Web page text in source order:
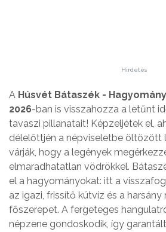
Hirdetés
A Húsvét Bátaszék -
2026-ban is visszahozza a letűnt
tavaszi pillanatait! Képzeljétek el,
délelőttjén a népviseletbe öltözött
várják, hogy a legények
elmaradhatatlan vödrökkel.
el a hagyományokat: itt a
az igazi, frissítő kútvíz és a
főszerepet. A fergeteges
népzene gondoskodik, így